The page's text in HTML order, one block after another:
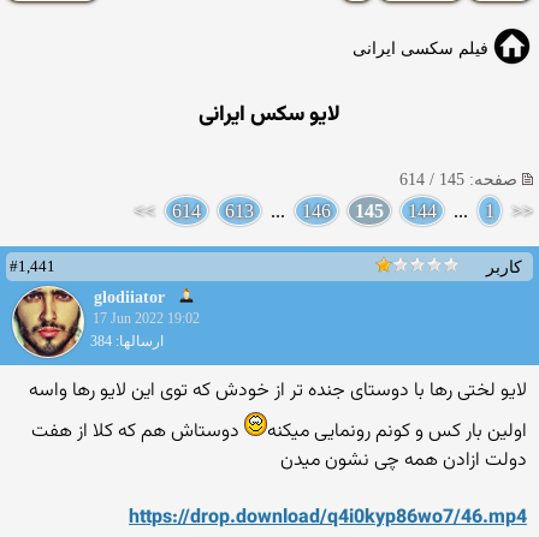
فیلم سکسی ایرانی
لایو سکس ایرانی
صفحه: 145 / 614
<<
1
...
144
145
146
...
613
614
>>
کاربر
#1,441
glodiiator
17 Jun 2022 19:02
ارسالها: 384
لایو لختی رها با دوستای جنده تر از خودش که توی این لایو رها واسه
اولین بار کس و کونم رونمایی میکنه
دوستاش هم که کلا از هفت
دولت ازادن همه چی نشون میدن
https://drop.download/q4i0kyp86wo7/46.mp4